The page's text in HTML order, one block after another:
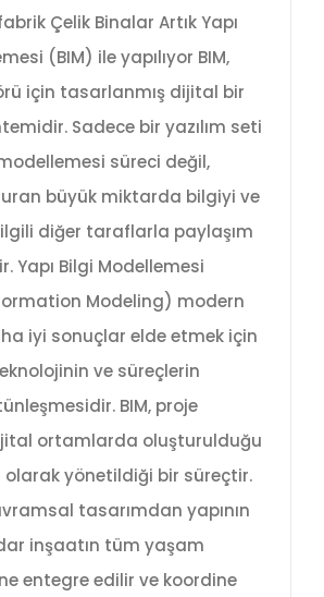
Çelik Binalar Artık Yapı
(BIM) ile yapılıyor BIM,
için tasarlanmış dijital bir
Sadece bir yazılım seti
süreci değil,
büyük miktarda bilgiyi ve
diğer taraflarla paylaşım
Yapı Bilgi Modellemesi
Modeling) modern
iyi sonuçlar elde etmek için
ve süreçlerin
BIM, proje
ortamlarda oluşturulduğu
olarak yönetildiği bir süreçtir.
tasarımdan yapının
inşaatın tüm yaşam
entegre edilir ve koordine